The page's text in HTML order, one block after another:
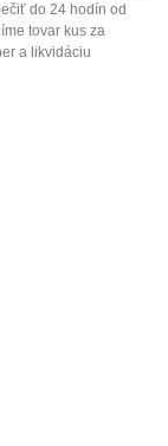
do 24 hodín od
tovar kus za
a likvidáciu